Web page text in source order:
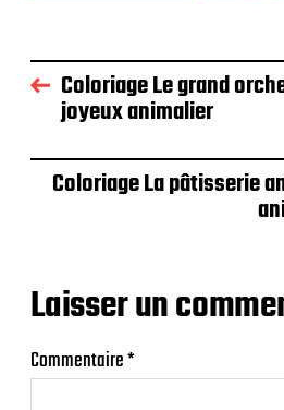
Coloriage Le grand
joyeux animalier
Coloriage La pâtisserie
Laisser un
Commentaire*